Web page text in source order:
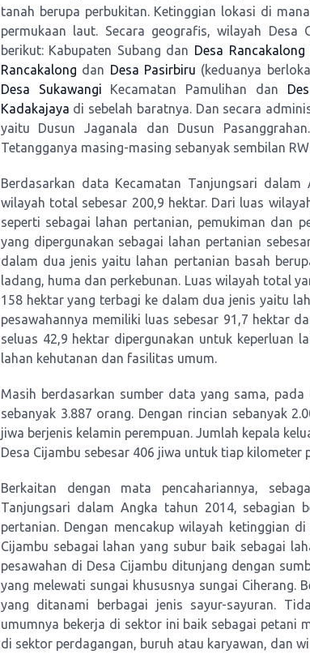
tanah berupa perbukitan. Ketinggian lokasi di
permukaan laut. Secara geografis, wilayah Desa
berikut: Kabupaten Subang dan Desa Rancakalong
Rancakalong dan Desa Pasirbiru (keduanya
Desa Sukawangi Kecamatan Pamulihan dan
Kadakajaya di sebelah baratnya. Dan secara
yaitu Dusun Jaganala dan Dusun
Tetangganya masing-masing sebanyak sembilan
Berdasarkan data Kecamatan Tanjungsari
wilayah total sebesar 200,9 hektar. Dari luas
seperti sebagai lahan pertanian, pemukiman dan
yang dipergunakan sebagai lahan pertanian
dalam dua jenis yaitu lahan pertanian basah
ladang, huma dan perkebunan. Luas wilayah total
158 hektar yang terbagi ke dalam dua jenis yaitu
pesawahannya memiliki luas sebesar 91,7 hektar
seluas 42,9 hektar dipergunakan untuk keperluan
lahan kehutanan dan fasilitas umum.
Masih berdasarkan sumber data yang sama,
sebanyak 3.887 orang. Dengan rincian sebanyak
jiwa berjenis kelamin perempuan. Jumlah kepala
Desa Cijambu sebesar 406 jiwa untuk tiap kilometer
Berkaitan dengan mata pencahariannya,
Tanjungsari dalam Angka tahun 2014, sebagian
pertanian. Dengan mencakup wilayah ketinggian
Cijambu sebagai lahan yang subur baik sebagai
pesawahan di Desa Cijambu ditunjang dengan
yang melewati sungai khususnya sungai Ciherang.
yang ditanami berbagai jenis sayur-sayuran.
umumnya bekerja di sektor ini baik sebagai petani
di sektor perdagangan, buruh atau karyawan, dan